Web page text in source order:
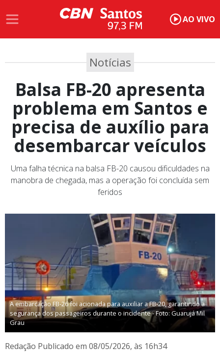
AO VIVO
Notícias
Balsa FB-20 apresenta
problema em Santos e
precisa de auxílio para
desembarcar veículos
Uma falha técnica na balsa FB-20 causou dificuldades na
manobra de chegada, mas a operação foi concluída sem
feridos
A embarcação FB-26 foi acionada para auxiliar a FB-20, garantindo a
segurança dos passageiros durante o incidente - Foto: Guarujá Mil
Grau
Redação Publicado em 08/05/2026, às 16h34